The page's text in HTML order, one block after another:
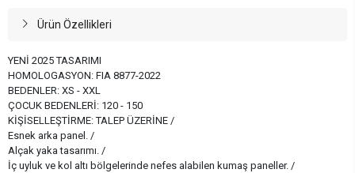
Ürün Özellikleri
YENİ 2025 TASARIMI
HOMOLOGASYON: FIA 8877-2022
BEDENLER: XS - XXL
ÇOCUK BEDENLERİ: 120 - 150
KİŞİSELLEŞTİRME: TALEP ÜZERİNE /
Esnek arka panel. /
Alçak yaka tasarımı. /
İç uyluk ve kol altı bölgelerinde nefes alabilen kumaş paneller. /